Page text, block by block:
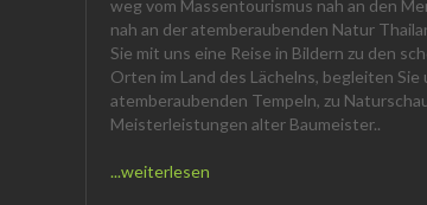
weg vom Massentourismus nah an den
nah an der atemberaubenden Natur
Sie mit uns eine Reise in Bildern zu den
Orten im Land des Lächelns, begleiten Sie
atemberaubenden Tempeln, zu
Meisterleistungen alter Baumeister..
...weiterlesen